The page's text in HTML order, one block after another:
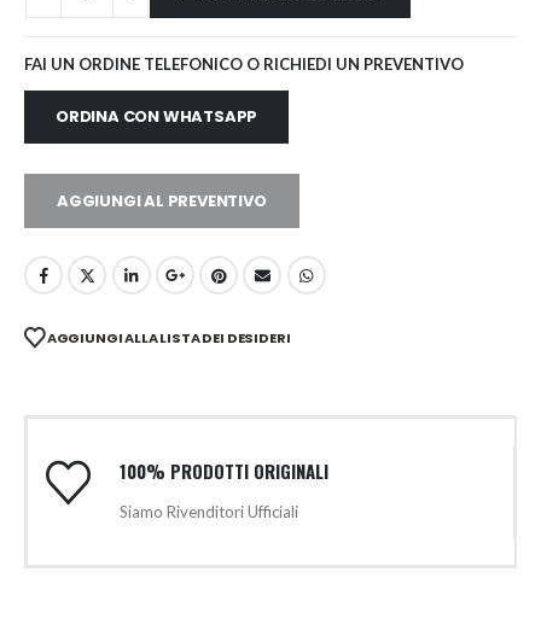
FAI UN ORDINE TELEFONICO O RICHIEDI UN PREVENTIVO
ORDINA CON WHATSAPP
AGGIUNGI AL PREVENTIVO
AGGIUNGI ALLA LISTA DEI DESIDERI
100% PRODOTTI ORIGINALI
Siamo Rivenditori Ufficiali